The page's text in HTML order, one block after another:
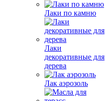
Лаки по камню
Лаки
декоративные для
дерева
Лак аэрозоль